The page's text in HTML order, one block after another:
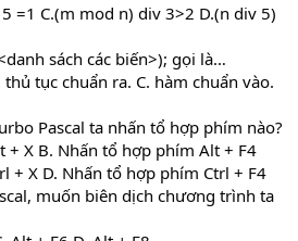
=1 C.(m mod n) div 3>2 D.(n div 5)
sách các biến>); gọi là…
tục chuẩn ra. C. hàm chuẩn vào.
Pascal ta nhấn tổ hợp phím nào?
X B. Nhấn tổ hợp phím Alt + F4
+ X D. Nhấn tổ hợp phím Ctrl + F4
muốn biên dịch chương trình ta